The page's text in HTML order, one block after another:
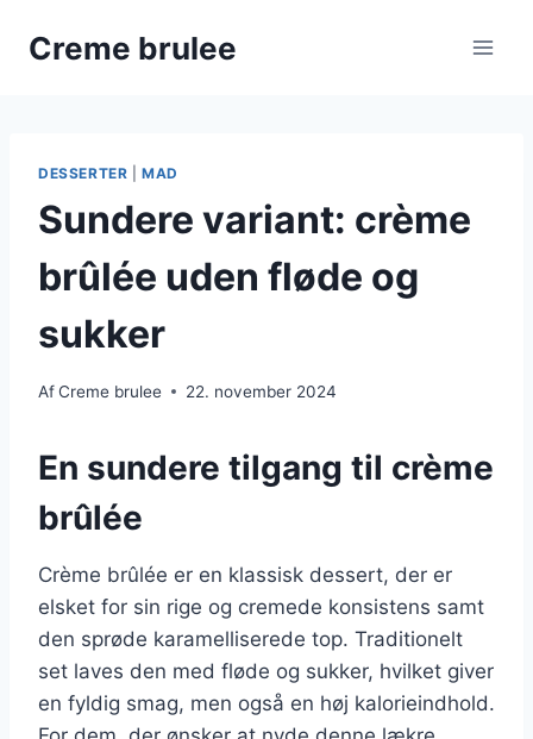
Creme brulee
DESSERTER |MAD
Sundere variant: crème
brûlée uden fløde og
sukker
AfCreme brulee 22. november 2024
En sundere tilgang til crème
brûlée
Crème brûlée er en klassisk dessert, der er
elsket for sin rige og cremede konsistens samt
den sprøde karamelliserede top. Traditionelt
set laves den med fløde og sukker, hvilket giver
en fyldig smag, men også en høj kalorieindhold.